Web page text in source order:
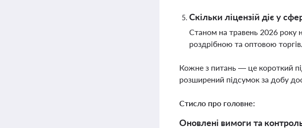
Скільки ліцензій діє у
Станом на травень 2026 року
роздрібною та оптовою
Кожне з питань — це короткий
розширений підсумок за добу
Стисло про головне:
Оновлені вимоги та